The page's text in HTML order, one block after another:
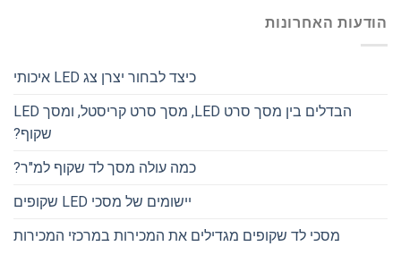
הודעות האחרונות
כיצד לבחור יצרן צג LED איכותי
הבדלים בין מסך סרט LED, מסך סרט קריסטל, ומסך LED
שקוף?
כמה עולה מסך לד שקוף למ"ר?
יישומים של מסכי LED שקופים
מסכי לד שקופים מגדילים את המכירות במרכזי המכירות